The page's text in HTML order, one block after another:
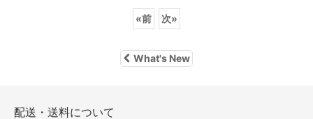
«前 次»
What's New
配送・送料について